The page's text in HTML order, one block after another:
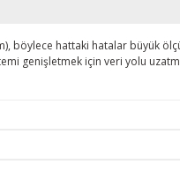
hattaki hatalar büyük
genişletmek için veri yolu